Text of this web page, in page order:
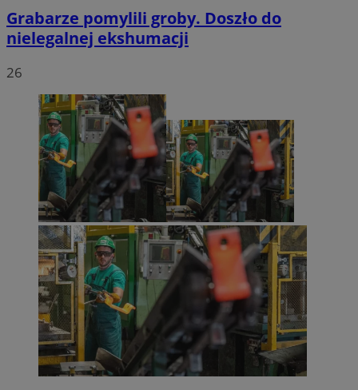
Grabarze pomylili groby. Doszło do
nielegalnej ekshumacji
26